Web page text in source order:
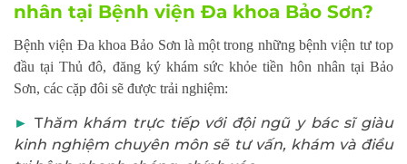
nhân tại Bệnh viện Đa khoa Bảo Sơn?
Bệnh viện Đa khoa Bảo Sơn là một trong những bệnh viện tư top
đầu tại Thủ đô, đăng ký khám sức khỏe tiền hôn nhân tại Bảo
Sơn, các cặp đôi sẽ được trải nghiệm:
► Thăm khám trực tiếp với đội ngũ y bác sĩ giàu
kinh nghiệm chuyên môn sẽ tư vấn, khám và điều